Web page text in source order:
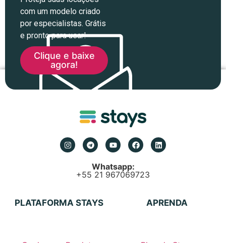
com um modelo criado
por especialistas. Grátis
e pronto para usar!
Clique e baixe
agora!
Whatsapp:
+55 21 967069723
PLATAFORMA STAYS APRENDA